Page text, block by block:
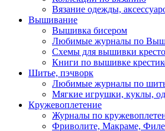
Вязание одежды,
Вышивание
Вышивка бисером
Любимые журналы по
Схемы для вышивки
Книги по вышивке
Шитье, пэчворк
Любимые журналы по
Мягкие игрушки, куклы,
Кружевоплетение
Журналы по
Фриволите, Макраме,